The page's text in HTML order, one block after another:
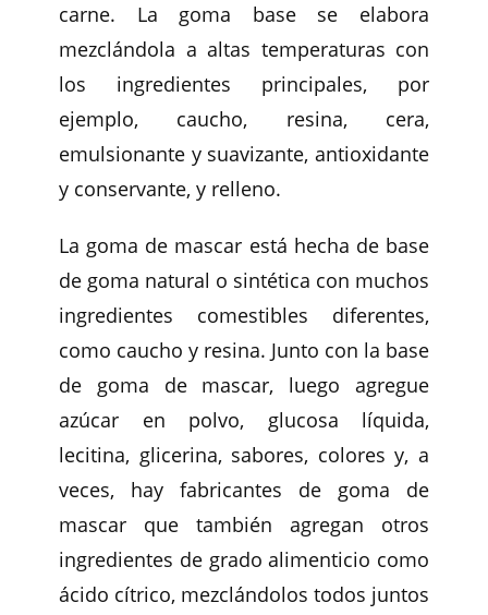
carne. La goma base se elabora
mezclándola a altas temperaturas con
los ingredientes principales, por
ejemplo, caucho, resina, cera,
emulsionante y suavizante, antioxidante
y conservante, y relleno.
La goma de mascar está hecha de base
de goma natural o sintética con muchos
ingredientes comestibles diferentes,
como caucho y resina. Junto con la base
de goma de mascar, luego agregue
azúcar en polvo, glucosa líquida,
lecitina, glicerina, sabores, colores y, a
veces, hay fabricantes de goma de
mascar que también agregan otros
ingredientes de grado alimenticio como
ácido cítrico, mezclándolos todos juntos